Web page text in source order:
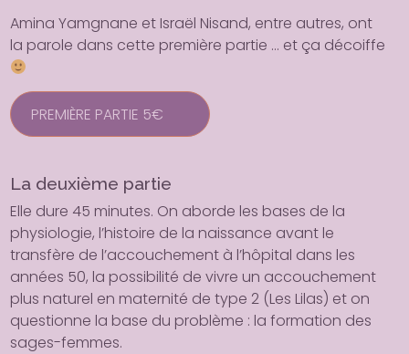
Amina Yamgnane et Israël Nisand, entre autres, ont
la parole dans cette première partie … et ça décoiffe
PREMIÈRE PARTIE 5€
La deuxième partie
Elle dure 45 minutes. On aborde les bases de la
physiologie, l’histoire de la naissance avant le
transfère de l’accouchement à l’hôpital dans les
années 50, la possibilité de vivre un accouchement
plus naturel en maternité de type 2 (Les Lilas) et on
questionne la base du problème : la formation des
sages-femmes.